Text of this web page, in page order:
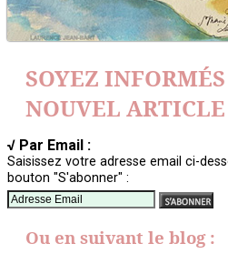
SOYEZ
NOUVEL ARTICLE
√ Par Email :
Saisissez votre adresse email ci-
bouton "S'abonner" :
Ou en suivant le blog :